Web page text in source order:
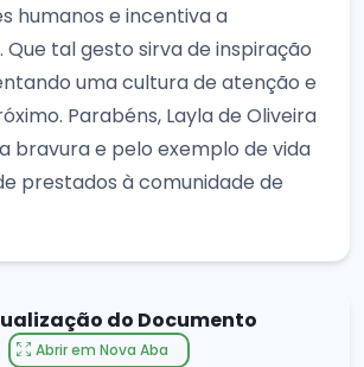
humanos e incentiva a
Que tal gesto sirva de inspiração
uma cultura de atenção e
Parabéns, Layla de Oliveira
bravura e pelo exemplo de vida
prestados à comunidade de
do Documento
Abrir em Nova Aba